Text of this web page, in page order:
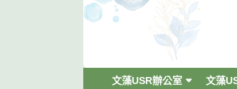
文藻USR辦公室 文藻